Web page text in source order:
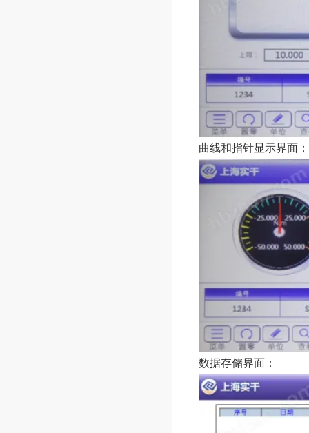
曲线和指针显示界面：
数据存储界面：